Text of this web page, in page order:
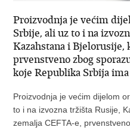
Proizvodnja je većim
Srbije, ali uz to i na
Kazahstana i Bjelorusije,
prvenstveno zbog
koje Republika Srbija
Proizvodnja je većim dijelom
to i na izvozna tržišta Rusije,
zemalja CEFTA-e,